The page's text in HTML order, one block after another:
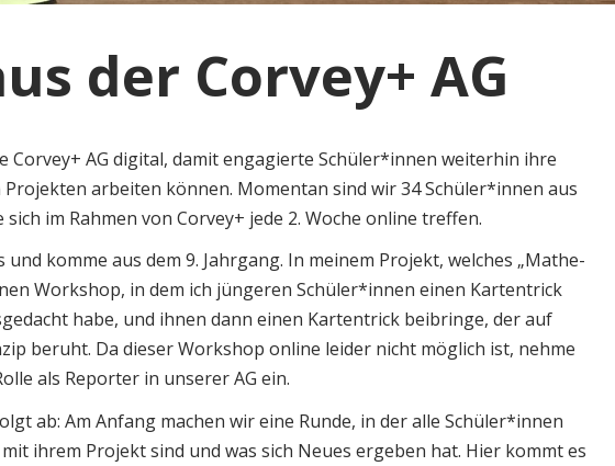
der Corvey+ AG
Corvey+ AG digital, damit engagierte Schüler*innen weiterhin ihre
arbeiten können. Momentan sind wir 34 Schüler*innen aus
im Rahmen von Corvey+ jede 2. Woche online treffen.
und komme aus dem 9. Jahrgang. In meinem Projekt, welches „Mathe-
Workshop, in dem ich jüngeren Schüler*innen einen Kartentrick
habe, und ihnen dann einen Kartentrick beibringe, der auf
beruht. Da dieser Workshop online leider nicht möglich ist, nehme
als Reporter in unserer AG ein.
ab: Am Anfang machen wir eine Runde, in der alle Schüler*innen
ihrem Projekt sind und was sich Neues ergeben hat. Hier kommt es